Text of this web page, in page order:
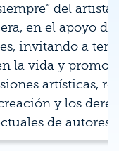
del artista
en el apoyo de
invitando a
la vida y
artísticas,
y los
de autores